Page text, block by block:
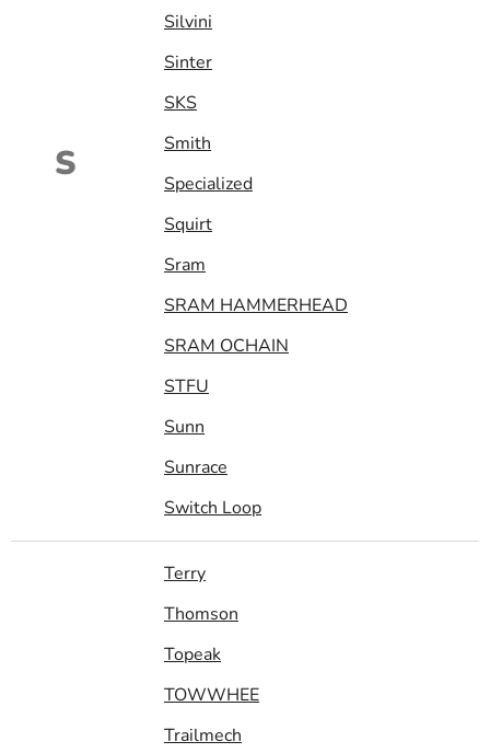
S
Silvini
Sinter
SKS
Smith
Specialized
Squirt
Sram
SRAM HAMMERHEAD
SRAM OCHAIN
STFU
Sunn
Sunrace
Switch Loop
Terry
Thomson
Topeak
TOWWHEE
Trailmech